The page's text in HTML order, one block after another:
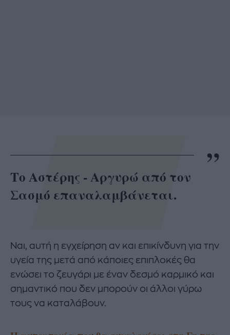
Το Αστέρης - Αργυρώ από τον
Σασμό επαναλαμβάνεται.
Ναι, αυτή η εγχείρηση αν και επικίνδυνη για την
υγεία της μετά από κάποιες επιπλοκές θα
ενώσει το ζευγάρι με έναν δεσμό καρμικό και
σημαντικό που δεν μπορούν οι άλλοι γύρω
τους να καταλάβουν.